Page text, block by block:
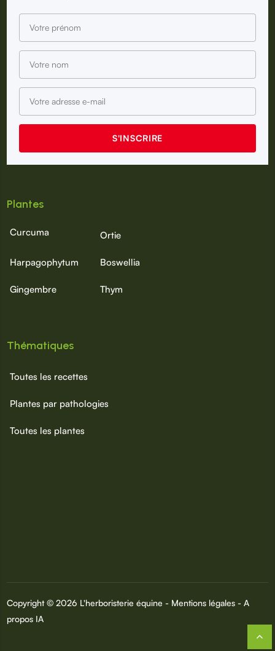
Plantes
Curcuma Ortie
Harpagophytum Boswellia
Gingembre Thym
Thématiques
Toutes les recettes
Plantes par pathologies
Toutes les plantes
Copyright © 2026 L'herboristerie équine - Mentions légales - A
propos IA